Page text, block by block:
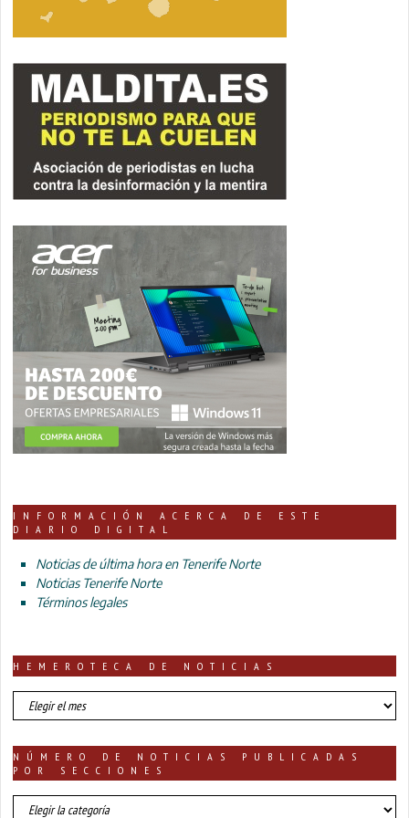
INFORMACIÓN ACERCA DE ESTE
DIARIO DIGITAL
Noticias de última hora en Tenerife Norte
Noticias Tenerife Norte
Términos legales
HEMEROTECA DE NOTICIAS
HEMEROTECA
DE
NÚMERO DE NOTICIAS PUBLICADAS
POR SECCIONES
número